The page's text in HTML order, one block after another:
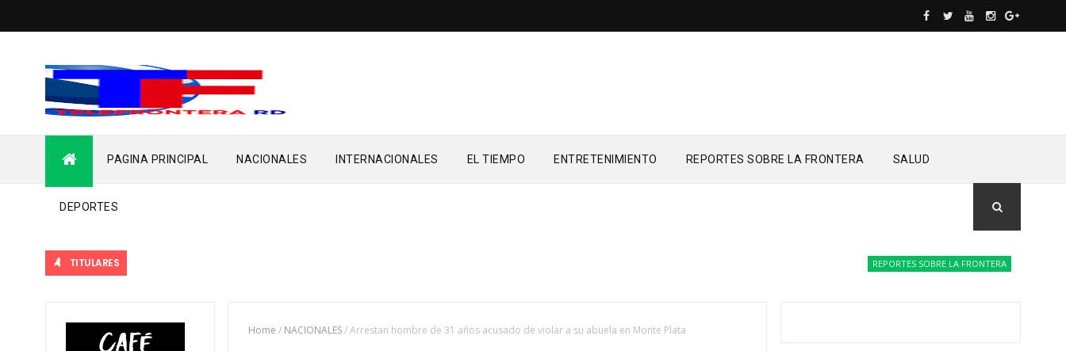
PAGINA PRINCIPAL NACIONALES INTERNACIONALES EL TIEMPO ENTRETENIMIENTO REPORTES SOBRE LA FRONTERA SALUD
DEPORTES
TITULARES REPORTES SOBRE LA FRONTERA Drones del
Home / NACIONALES/Arrestan hombre de 31 años acusado de violar a su abuela en Monte Plata